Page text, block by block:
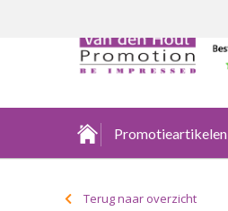
Promotieartikelen
Terug naar overzicht